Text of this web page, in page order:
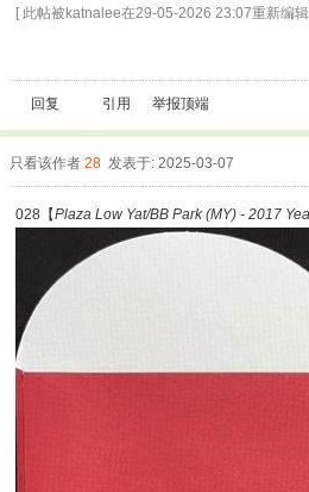
[ 此帖被katnalee在29-05-2026 23:07重新编
回复 引用 举报顶端
只看该作者 28 发表于: 2025-03-07
028【Plaza Low Yat/BB Park (MY) - 2017